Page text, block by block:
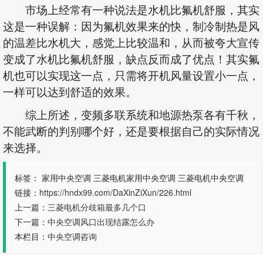
市场上经常有一种说法是水机比氟机舒服，其实
这是一种误解：因为氟机效果来的快，制冷制热是风
的温差比水机大，感觉上比较温和，从而被夸大宣传
变成了水机比氟机舒服，缺点反而成了优点！其实氟
机也可以实现这一点，只需将开机风量设置小一点，
一样可以达到舒适的效果。
综上所述，变频多联系统和地源热泵各有千秋，
不能武断的判别哪个好，还是要根据自己的实际情况
来选择。
标签： 家用中央空调 三菱电机家用中央空调 三菱电机中央空调
链接： https://hndx99.com/DaXinZiXun/226.html
上一篇： 三菱电机分歧箱最多几个口
下一篇： 中央空调风口出现结露怎么办
本栏目： 中央空调咨询